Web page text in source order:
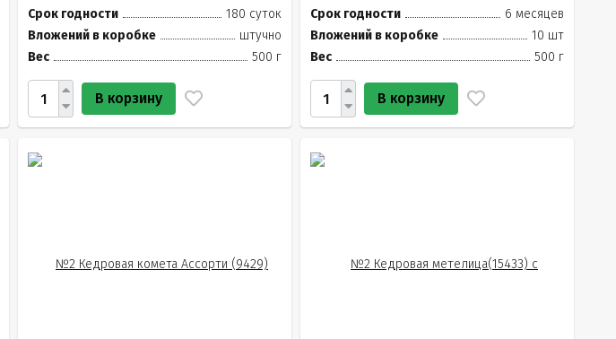
Срок годности
180 суток
Вложений в коробке
штучно
Вес
500 г
В корзину
Срок годности
6 месяцев
Вложений в коробке
10 шт
Вес
500 г
В корзину